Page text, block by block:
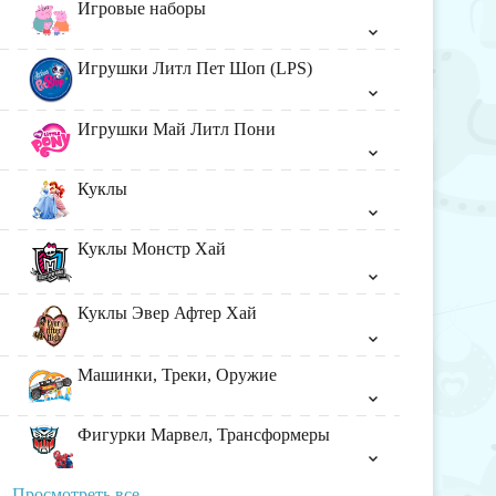
Игровые наборы
Игрушки Литл Пет Шоп (LPS)
Игрушки Май Литл Пони
Куклы
Куклы Монстр Хай
Куклы Эвер Афтер Хай
Машинки, Треки, Оружие
Фигурки Марвел, Трансформеры